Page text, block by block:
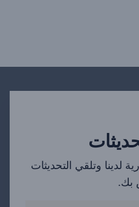
لدينا وتلقي التحديثات
بك.